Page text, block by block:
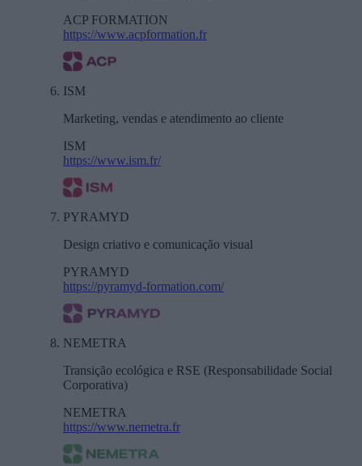
ACP FORMATION
https://www.acpformation.fr
ISM
Marketing, vendas e atendimento ao cliente
ISM
https://www.ism.fr/
PYRAMYD
Design criativo e comunicação visual
PYRAMYD
https://pyramyd-formation.com/
NEMETRA
Transição ecológica e RSE (Responsabilidade Social
Corporativa)
NEMETRA
https://www.nemetra.fr